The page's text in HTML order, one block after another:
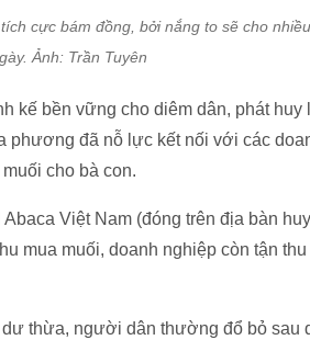
thừa, người dân thường đổ bỏ sau
đồng/lít giúp thu nhập của người
án sản xuất muối thủ công truyền
tế trên ruộng muối.